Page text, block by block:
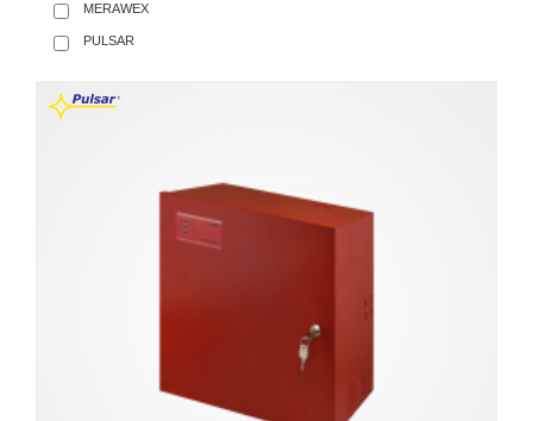
MERAWEX
PULSAR